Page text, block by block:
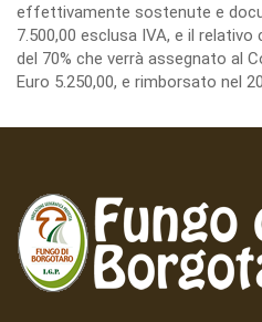
effettivamente sostenute e
7.500,00 esclusa IVA, e il
del 70% che verrà assegnato al
Euro 5.250,00, e rimborsato nel